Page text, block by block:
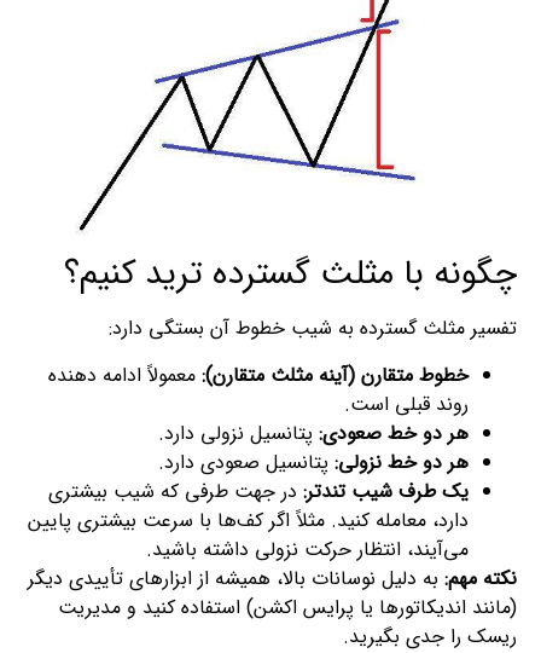
چگونه با مثلث گسترده ترید کنیم؟
تفسیر مثلث گسترده به شیب خطوط آن بستگی دارد:
خطوط متقارن (آینه مثلث متقارن): معمولاً ادامه دهنده
روند قبلی است.
هر دو خط صعودی: پتانسیل نزولی دارد.
هر دو خط نزولی: پتانسیل صعودی دارد.
یک طرف شیب تندتر: در جهت طرفی که شیب بیشتری
دارد، معامله کنید. مثلاً اگر کف‌ها با سرعت بیشتری پایین
می‌آیند، انتظار حرکت نزولی داشته باشید.
نکته مهم: به دلیل نوسانات بالا، همیشه از ابزارهای تأییدی دیگر
(مانند اندیکاتورها یا پرایس اکشن) استفاده کنید و مدیریت
ریسک را جدی بگیرید.